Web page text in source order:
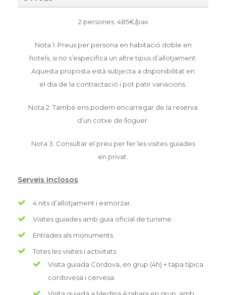
2 persones: 485€/pax
Nota 1: Preus per persona en habitació doble en
hotels, si no s’especifica un altre tipus d’allotjament.
Aquesta proposta està subjecta a disponibilitat en
el dia de la contractació i pot patir variacions.
Nota 2: També ens podem encarregar de la reserva
d’un cotxe de lloguer.
Nota 3: Consultar el preu per fer les visites guiades
en privat.
Serveis inclosos
4 nits d’allotjament i esmorzar.
Visites guiades amb guia oficial de turisme.
Entrades als monuments.
Totes les visites i activitats:
Visita guiada Còrdova, en grup (4h) + tapa típica
cordovesa i cervesa.